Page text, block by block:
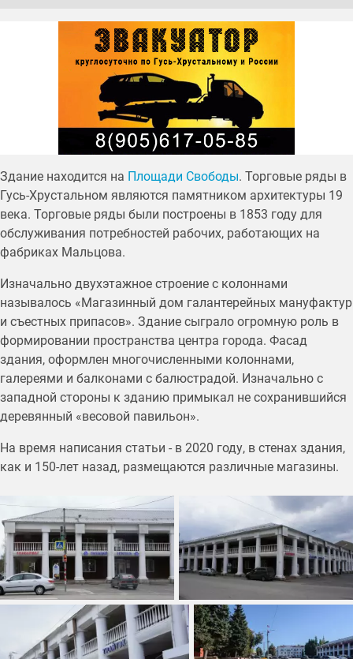
Здание находится на Площади Свободы. Торговые ряды в
Гусь-Хрустальном являются памятником архитектуры 19
века. Торговые ряды были построены в 1853 году для
обслуживания потребностей рабочих, работающих на
фабриках Мальцова.
Изначально двухэтажное строение с колоннами
называлось «Магазинный дом галантерейных мануфактур
и съестных припасов». Здание сыграло огромную роль в
формировании пространства центра города. Фасад
здания, оформлен многочисленными колоннами,
галереями и балконами с балюстрадой. Изначально с
западной стороны к зданию примыкал не сохранившийся
деревянный «весовой павильон».
На время написания статьи - в 2020 году, в стенах здания,
как и 150-лет назад, размещаются различные магазины.